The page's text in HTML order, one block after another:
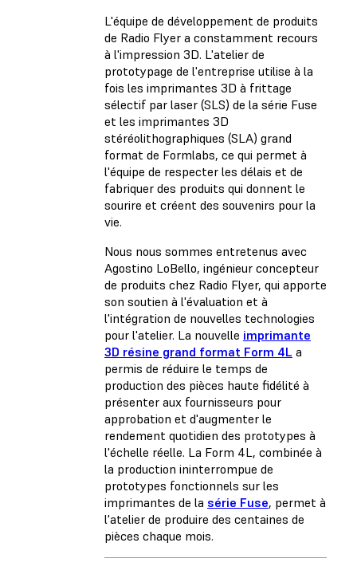
L'équipe de développement de produits
de Radio Flyer a constamment recours
à l'impression 3D. L'atelier de
prototypage de l'entreprise utilise à la
fois les imprimantes 3D à frittage
sélectif par laser (SLS) de la série Fuse
et les imprimantes 3D
stéréolithographiques (SLA) grand
format de Formlabs, ce qui permet à
l'équipe de respecter les délais et de
fabriquer des produits qui donnent le
sourire et créent des souvenirs pour la
vie.
Nous nous sommes entretenus avec
Agostino LoBello, ingénieur concepteur
de produits chez Radio Flyer, qui apporte
son soutien à l'évaluation et à
l'intégration de nouvelles technologies
pour l'atelier. La nouvelle imprimante
3D résine grand format Form 4L a
permis de réduire le temps de
production des pièces haute fidélité à
présenter aux fournisseurs pour
approbation et d'augmenter le
rendement quotidien des prototypes à
l'échelle réelle. La Form 4L, combinée à
la production ininterrompue de
prototypes fonctionnels sur les
imprimantes de la série Fuse, permet à
l'atelier de produire des centaines de
pièces chaque mois.